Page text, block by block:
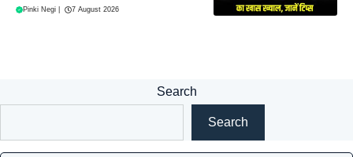
Pinki Negi 7 August 2026
Search
Search